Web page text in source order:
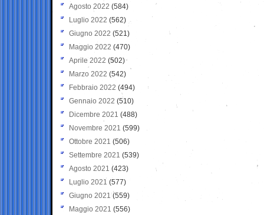
Agosto 2022 (584)
Luglio 2022 (562)
Giugno 2022 (521)
Maggio 2022 (470)
Aprile 2022 (502)
Marzo 2022 (542)
Febbraio 2022 (494)
Gennaio 2022 (510)
Dicembre 2021 (488)
Novembre 2021 (599)
Ottobre 2021 (506)
Settembre 2021 (539)
Agosto 2021 (423)
Luglio 2021 (577)
Giugno 2021(559)
Maggio 2021 (556)